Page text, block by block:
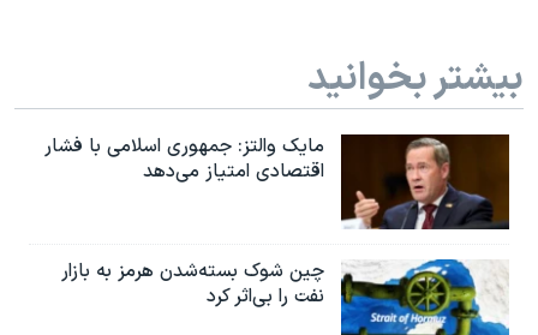
بیشتر بخوانید
مایک والتز: جمهوری اسلامی با فشار
اقتصادی امتیاز می‌دهد
چین شوک بسته‌شدن هرمز به بازار
نفت را بی‌اثر کرد